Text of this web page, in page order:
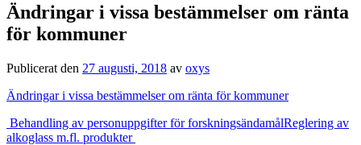
Ändringar i vissa bestämmelser om ränta
för kommuner
Publicerat den 27 augusti, 2018 av oxys
Ändringar i vissa bestämmelser om ränta för kommuner
Inläggsnavigering
Behandling av personuppgifter för forskningsändamålReglering av
alkoglass m.fl. produkter